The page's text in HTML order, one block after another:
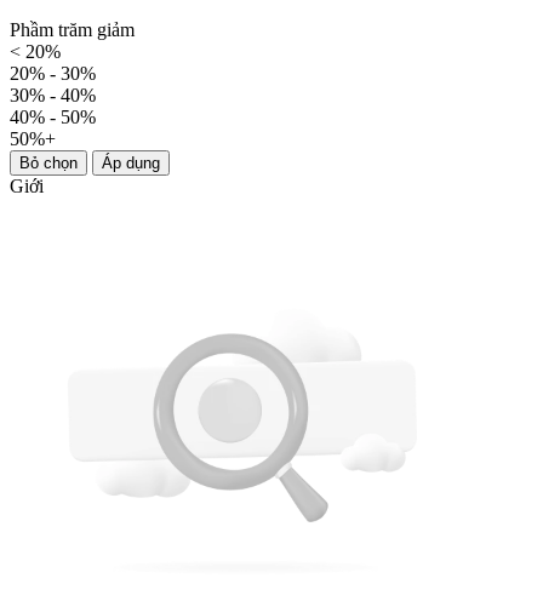
Phầm trăm giảm
< 20%
20% - 30%
30% - 40%
40% - 50%
50%+
Bỏ chọn Áp dụng
Giới